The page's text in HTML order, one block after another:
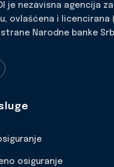
DI je nezavisna agencija
ovlašćena i licencirana
Narodne banke
osiguranje